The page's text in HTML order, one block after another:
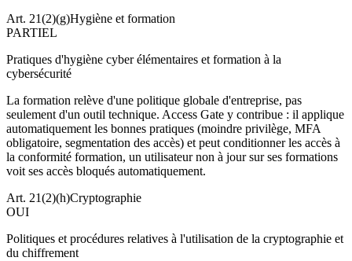
Art. 21(2)(g)Hygiène et formation
PARTIEL
Pratiques d'hygiène cyber élémentaires et formation à la
cybersécurité
La formation relève d'une politique globale d'entreprise, pas
seulement d'un outil technique. Access Gate y contribue : il applique
automatiquement les bonnes pratiques (moindre privilège, MFA
obligatoire, segmentation des accès) et peut conditionner les accès à
la conformité formation, un utilisateur non à jour sur ses formations
voit ses accès bloqués automatiquement.
Art. 21(2)(h)Cryptographie
OUI
Politiques et procédures relatives à l'utilisation de la cryptographie et
du chiffrement